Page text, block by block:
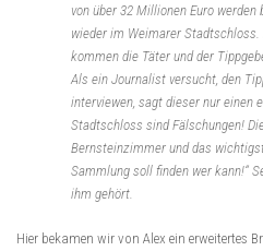
von über 32 Millionen Euro
wieder im Weimarer
kommen die Täter und der
Als ein Journalist versucht, den
interviewen, sagt dieser nur einen
Stadtschloss sind Fälschungen!
Bernsteinzimmer und das
Sammlung soll finden wer kann!“
ihm gehört.
Hier bekamen wir von Alex ein erweitertes